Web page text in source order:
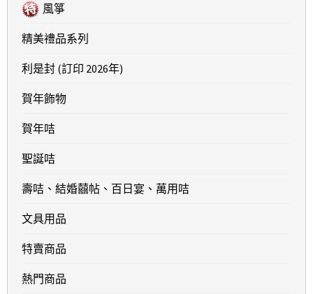
風箏
精美禮品系列
利是封 (訂印 2026年)
賀年飾物
賀年咭
聖誕咭
壽咭、結婚囍帖、百日宴、萬用咭
文具用品
特賣商品
熱門商品